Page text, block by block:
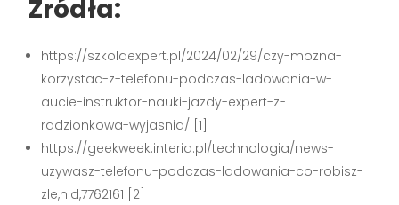
Źródła:
https://szkolaexpert.pl/2024/02/29/czy-mozna-
korzystac-z-telefonu-podczas-ladowania-w-
aucie-instruktor-nauki-jazdy-expert-z-
radzionkowa-wyjasnia/ [1]
https://geekweek.interia.pl/technologia/news-
uzywasz-telefonu-podczas-ladowania-co-robisz-
zle,nId,7762161 [2]